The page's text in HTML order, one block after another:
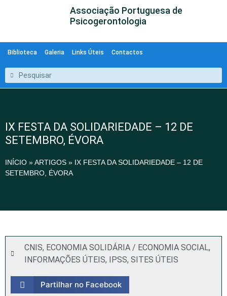
Associação Portuguesa de
Psicogerontologia
Biblioteca Galeria Links Úteis Contactos
IX FESTA DA SOLIDARIEDADE – 12 DE
SETEMBRO, ÉVORA
INÍCIO »ARTIGOS » IX FESTA DA SOLIDARIEDADE – 12 DE
SETEMBRO, ÉVORA
CNIS, ECONOMIA SOLIDÁRIA / ECONOMIA SOCIAL,
INFORMAÇÕES ÚTEIS, IPSS, SITES ÚTEIS
Partilhar no Facebook